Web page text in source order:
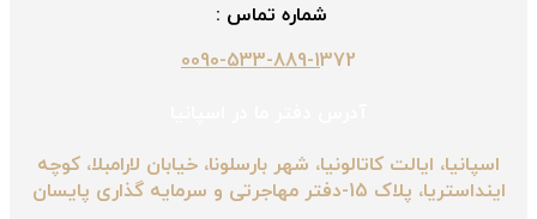
شماره تماس :
0090-533-889-1372
اسپانیا، ایالت کاتالونیا، شهر بارسلونا، خیابان لارامبلا، کوچه
اینداستریا، پلاک 15-دفتر مهاجرتی و سرمایه گذاری پایسان